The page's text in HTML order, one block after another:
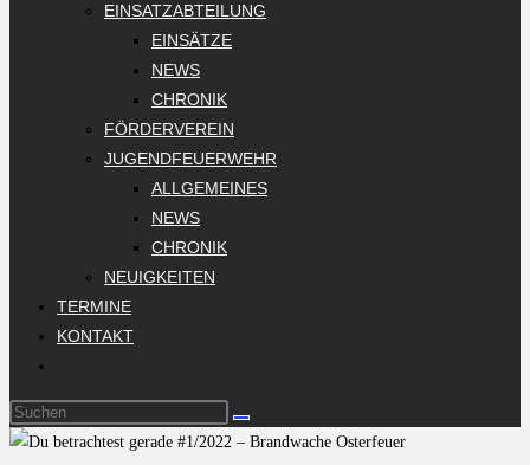
EINSATZABTEILUNG
EINSÄTZE
NEWS
CHRONIK
FÖRDERVEREIN
JUGENDFEUERWEHR
ALLGEMEINES
NEWS
CHRONIK
NEUIGKEITEN
TERMINE
KONTAKT